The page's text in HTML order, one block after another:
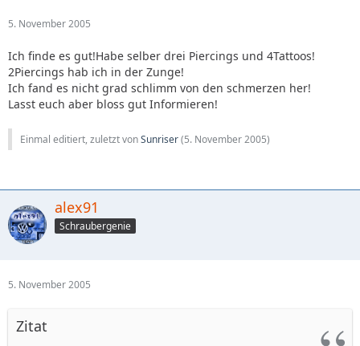
5. November 2005
Ich finde es gut!Habe selber drei Piercings und 4Tattoos!
2Piercings hab ich in der Zunge!
Ich fand es nicht grad schlimm von den schmerzen her!
Lasst euch aber bloss gut Informieren!
Einmal editiert, zuletzt vonSunriser(5. November 2005)
alex91
Schraubergenie
5. November 2005
Zitat